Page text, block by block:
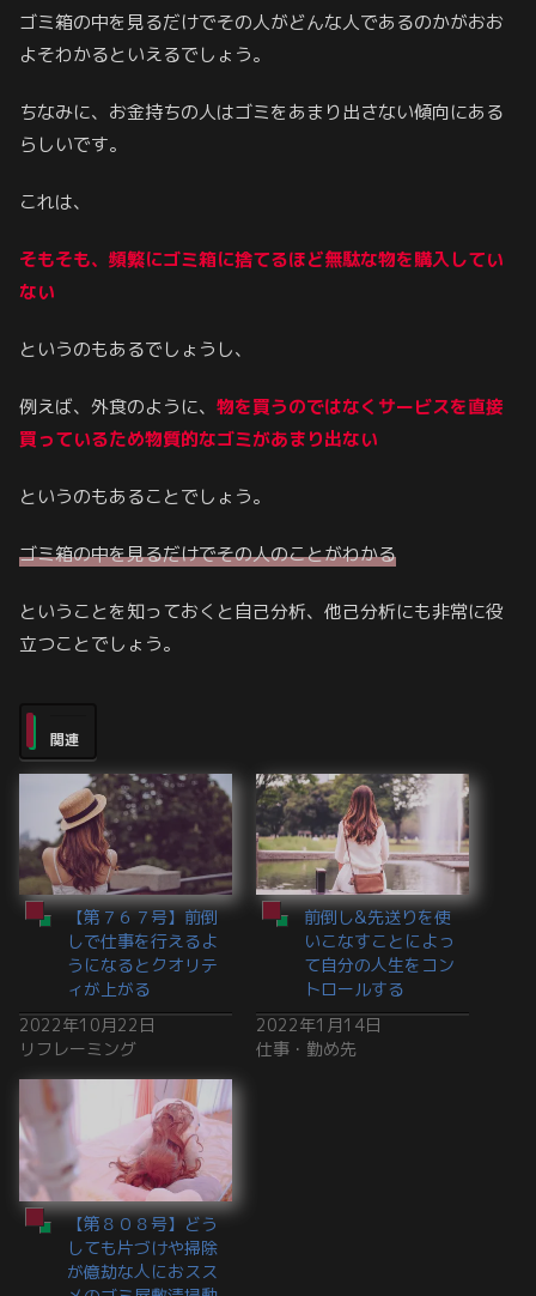
ゴミ箱の中を見るだけでその人がどんな人であるのかがおお
よそわかるといえるでしょう。
ちなみに、お金持ちの人はゴミをあまり出さない傾向にある
らしいです。
これは、
そもそも、頻繁にゴミ箱に捨てるほど無駄な物を購入してい
ない
というのもあるでしょうし、
例えば、外食のように、 物を買うのではなくサービスを直接
買っているため物質的なゴミがあまり出ない
というのもあることでしょう。
ゴミ箱の中を見るだけでその人のことがわかる
ということを知っておくと自己分析、他己分析にも非常に役
立つことでしょう。
関連
【第７６７号】前倒
しで仕事を行えるよ
うになるとクオリテ
ィが上がる
2022年10月22日
リフレーミング
前倒し&先送りを使
いこなすことによっ
て自分の人生をコン
トロールする
2022年1月14日
仕事・勤め先
【第８０８号】どう
しても片づけや掃除
が億劫な人におスス